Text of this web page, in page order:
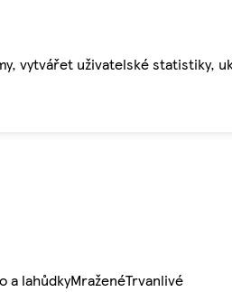
vytvářet uživatelské statistiky,
a lahůdkyMraženéTrvanlivé